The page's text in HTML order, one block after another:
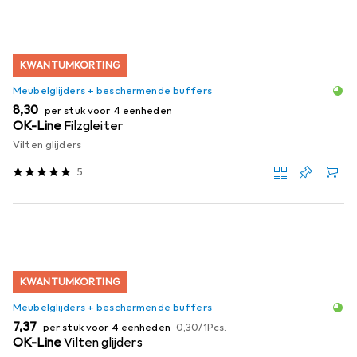
KWANTUMKORTING
Meubelglijders + beschermende buffers
EUR
8,30 per stuk voor 4 eenheden
OK-Line Filzgleiter
Vilten glijders
5
KWANTUMKORTING
Meubelglijders + beschermende buffers
EUR
7,37 per stuk voor 4 eenheden EUR
0,30/1Pcs.
OK-LineVilten glijders